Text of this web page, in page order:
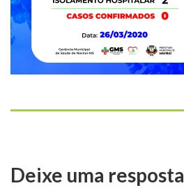
Deixe uma resposta